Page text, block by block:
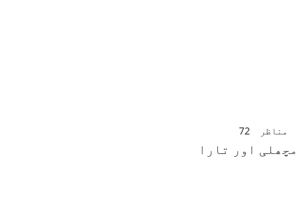
مناظر 72
مچھلی اور تارا